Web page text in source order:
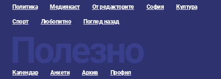
Политика Медиякаст От редакторите София Култура
Спорт Любопитно Поглед назад
Полезно
Календар Анкети Архив Профил